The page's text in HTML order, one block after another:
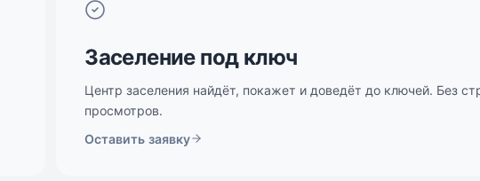
Заселение под ключ
Центр заселения найдёт, покажет и доведёт до ключей. Без
просмотров.
Оставить заявку